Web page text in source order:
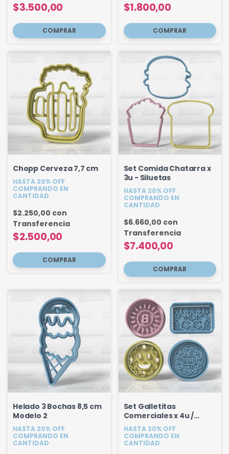
$3.500,00 $1.800,00
Chopp Cerveza 7,7 cm
HASTA 20% OFF
COMPRANDO EN
CANTIDAD
$2.500,00
$2.250,00 con
Transferencia
Set Comida Chatarra x
3u - Siluetas
HASTA 20% OFF
COMPRANDO EN
CANTIDAD
$7.400,00
$6.660,00 con
Transferencia
Helado 3 Bochas 8,5 cm
Modelo 2
HASTA 20% OFF
COMPRANDO EN
CANTIDAD
Set Galletitas
Comerciales x 4u /
Oreo, Merengadas,
Chocolinas, Sonrisa
HASTA 20% OFF
COMPRANDO EN
CANTIDAD